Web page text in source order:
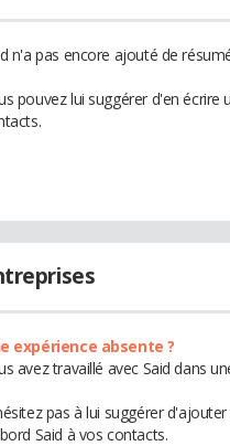
n'a pas encore ajouté de
pouvez lui suggérer d'en
expérience absente ?
avez travaillé avec Said dans
pas à lui suggérer
Said à vos contacts.